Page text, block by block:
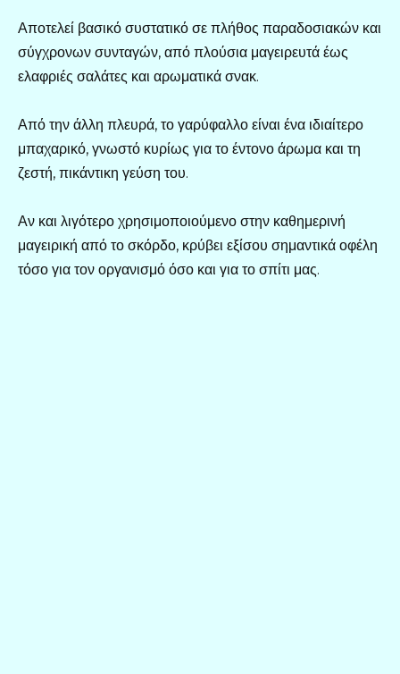
Αποτελεί βασικό συστατικό σε πλήθος παραδοσιακών και
σύγχρονων συνταγών, από πλούσια μαγειρευτά έως
ελαφριές σαλάτες και αρωματικά σνακ.
Από την άλλη πλευρά, το γαρύφαλλο είναι ένα ιδιαίτερο
μπαχαρικό, γνωστό κυρίως για το έντονο άρωμα και τη
ζεστή, πικάντικη γεύση του.
Αν και λιγότερο χρησιμοποιούμενο στην καθημερινή
μαγειρική από το σκόρδο, κρύβει εξίσου σημαντικά οφέλη
τόσο για τον οργανισμό όσο και για το σπίτι μας.